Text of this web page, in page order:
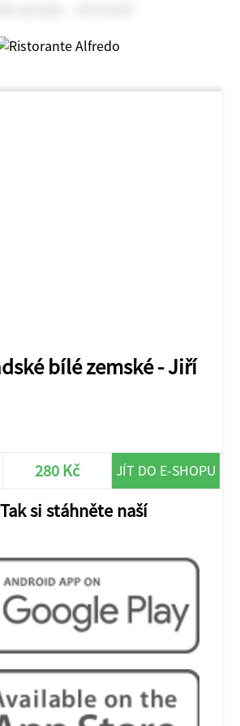
bílé zemské - Jiří
280 Kč JÍT DO E-SHOPU
si stáhněte naší